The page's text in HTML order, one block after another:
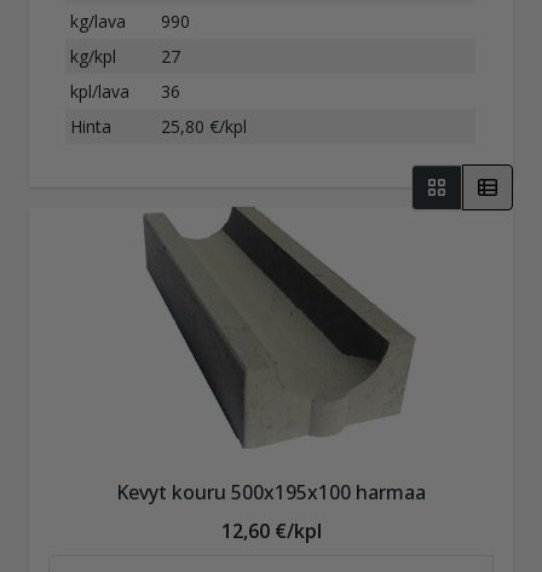
kg/lava
990
kg/kpl
27
kpl/lava
36
Hinta
25,80 €/kpl
Kevyt kouru 500x195x100 harmaa
12,60 €/kpl